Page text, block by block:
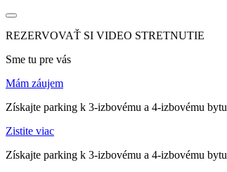
REZERVOVAŤ SI VIDEO STRETNUTIE
Sme tu pre vás
Mám záujem
Získajte parking k 3-izbovému a 4-izbovému bytu
Zistite viac
Získajte parking k 3-izbovému a 4-izbovému bytu